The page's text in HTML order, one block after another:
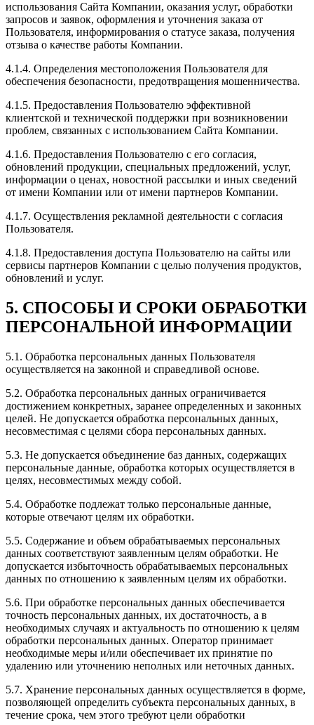
использования Сайта Компании, оказания услуг, обработки
запросов и заявок, оформления и уточнения заказа от
Пользователя, информирования о статусе заказа, получения
отзыва о качестве работы Компании.
4.1.4. Определения местоположения Пользователя для
обеспечения безопасности, предотвращения мошенничества.
4.1.5. Предоставления Пользователю эффективной
клиентской и технической поддержки при возникновении
проблем, связанных с использованием Сайта Компании.
4.1.6. Предоставления Пользователю с его согласия,
обновлений продукции, специальных предложений, услуг,
информации о ценах, новостной рассылки и иных сведений
от имени Компании или от имени партнеров Компании.
4.1.7. Осуществления рекламной деятельности с согласия
Пользователя.
4.1.8. Предоставления доступа Пользователю на сайты или
сервисы партнеров Компании с целью получения продуктов,
обновлений и услуг.
5. СПОСОБЫ И СРОКИ ОБРАБОТКИ
ПЕРСОНАЛЬНОЙ ИНФОРМАЦИИ
5.1. Обработка персональных данных Пользователя
осуществляется на законной и справедливой основе.
5.2. Обработка персональных данных ограничивается
достижением конкретных, заранее определенных и законных
целей. Не допускается обработка персональных данных,
несовместимая с целями сбора персональных данных.
5.3. Не допускается объединение баз данных, содержащих
персональные данные, обработка которых осуществляется в
целях, несовместимых между собой.
5.4. Обработке подлежат только персональные данные,
которые отвечают целям их обработки.
5.5. Содержание и объем обрабатываемых персональных
данных соответствуют заявленным целям обработки. Не
допускается избыточность обрабатываемых персональных
данных по отношению к заявленным целям их обработки.
5.6. При обработке персональных данных обеспечивается
точность персональных данных, их достаточность, а в
необходимых случаях и актуальность по отношению к целям
обработки персональных данных. Оператор принимает
необходимые меры и/или обеспечивает их принятие по
удалению или уточнению неполных или неточных данных.
5.7. Хранение персональных данных осуществляется в форме,
позволяющей определить субъекта персональных данных, в
течение срока, чем этого требуют цели обработки